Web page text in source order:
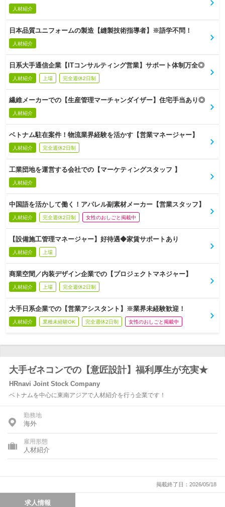
人材紹介
日本品質ユニフォームの製造【縫製技術指導者】※語学不問！
人材紹介
日系大手通信企業【ITコンサルティング営業】サポート体制万全◎
人材紹介 上場 完全週休2日制
繊維メーカーでの【生産管理マーチャンダイザー】住宅手当あり◎
人材紹介
ベトナム駐在案件！物流業界経験を活かす【営業マネージャー】
人材紹介 完全週休2日制
工業団地を運営する会社での【マーケティングスタッフ 】
人材紹介
中国語を活かして働く！アパレル副素材メーカー【営業スタッフ】
人材紹介 完全週休2日制 女性のおしごと掲載中
【設備施工管理マネージャー】好待遇◆家賃サポートあり
人材紹介 上場
商業空間／内装デザイン企業での【プロジェクトマネジャー】
人材紹介 上場 完全週休2日制
大手日系企業での【営業アシスタント】※業界未経験歓迎！
人材紹介 業種未経験OK 完全週休2日制 女性のおしごと掲載中
大手ゼネコンでの【意匠設計】福利厚生が充実★
HRnavi Joint Stock Company
ベトナムを中心に東南アジアで人材紹介を行う企業です！
勤務地
海外
雇用形態
人材紹介
掲載終了日：2026/05/18
求人情報